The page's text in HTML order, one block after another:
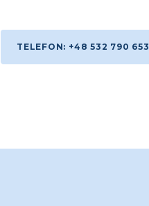
TELEFON: +48 532 790 653